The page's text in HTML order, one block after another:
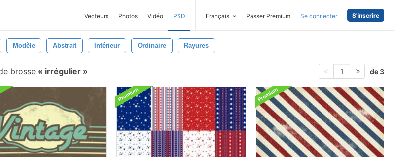
Vecteurs Photos Vidéo PSD Français Passer Premium Se connecter S'inscrire
Modèle Abstrait Intérieur Ordinaire Rayures
brosse irrégulier 1 de 3